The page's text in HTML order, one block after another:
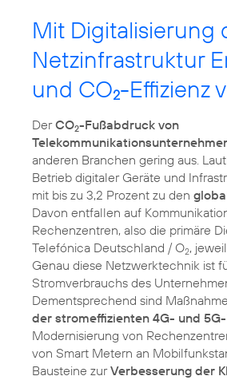
Mit Digitalisierung
Netzinfrastruktur
und CO2-Effizienz
DerCO2-Fußabdruck von
anderen Branchen gering aus.
Betrieb digitaler Geräte und
mit bis zu 3,2 Prozent zu den
Davon entfallen auf
Rechenzentren, also die primäre
Telefónica Deutschland / O2,
Genau diese Netzwerktechnik ist
Stromverbrauchs des
Dementsprechend sind
der stromeffizienten 4G- und
Modernisierung von
von Smart Metern an
Bausteine zurVerbesserung der